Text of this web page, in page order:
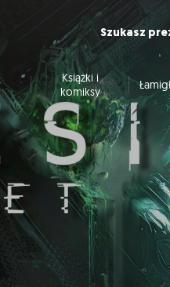
Szukasz
Książki i
komiksy